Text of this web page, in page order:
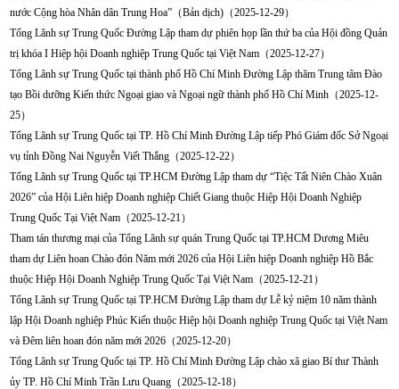
nước Cộng hòa Nhân dân Trung Hoa”（Bản dịch)（2025-12-29）
​Tổng Lãnh sự Trung Quốc Đường Lập tham dự phiên họp lần thứ ba của Hội đồng Quản
trị khóa I Hiệp hội Doanh nghiệp Trung Quốc tại Việt Nam（2025-12-27）
Tổng Lãnh sự Trung Quốc tại thành phố Hồ Chí Minh Đường Lập thăm Trung tâm Đào
tạo Bồi dưỡng Kiến thức Ngoại giao và Ngoại ngữ thành phố Hồ Chí Minh（2025-12-
25）
Tổng Lãnh sự Trung Quốc tại TP. Hồ Chí Minh Đường Lập tiếp Phó Giám đốc Sở Ngoại
vụ tỉnh Đồng Nai Nguyễn Viết Thắng（2025-12-22）
Tổng Lãnh sự Trung Quốc tại TP.HCM Đường Lập tham dự “Tiệc Tất Niên Chào Xuân
2026” của Hội Liên hiệp Doanh nghiệp Chiết Giang thuộc Hiệp Hội Doanh Nghiệp
Trung Quốc Tại Việt Nam（2025-12-21）
Tham tán thương mại của Tổng Lãnh sự quán Trung Quốc tại TP.HCM Dương Miêu
tham dự Liên hoan Chào đón Năm mới 2026 của Hội Liên hiệp Doanh nghiệp Hồ Bắc
thuộc Hiệp Hội Doanh Nghiệp Trung Quốc Tại Việt Nam（2025-12-21）
Tổng Lãnh sự Trung Quốc tại TP.HCM Đường Lập tham dự Lễ kỷ niệm 10 năm thành
lập Hội Doanh nghiệp Phúc Kiến thuộc Hiệp hội Doanh nghiệp Trung Quốc tại Việt Nam
và Đêm liên hoan đón năm mới 2026（2025-12-20）
Tổng Lãnh sự Trung Quốc tại TP. Hồ Chí Minh Đường Lập chào xã giao Bí thư Thành
ủy TP. Hồ Chí Minh Trần Lưu Quang（2025-12-18）